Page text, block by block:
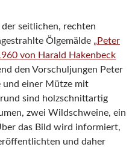
seitlichen, rechten
Ölgemälde „Peter
von Harald Hakenbeck
den Vorschuljungen Peter
und einer Mütze mit
sind holzschnittartig
zwei Wildschweine, ein
das Bild wird informiert,
und daher